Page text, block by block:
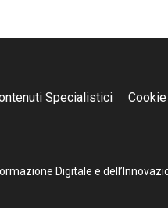
Specialistici
Digitale e